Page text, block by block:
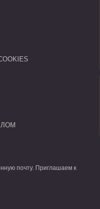
почту. Приглашаем к